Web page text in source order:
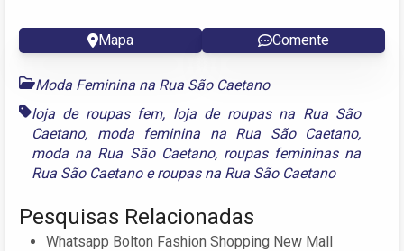
Mapa Comente
Moda Feminina na Rua São Caetano
loja de roupas fem, loja de roupas na Rua São
Caetano, moda feminina na Rua São Caetano,
moda na Rua São Caetano, roupas femininas na
Rua São Caetanoeroupas na Rua São Caetano
Pesquisas Relacionadas
Whatsapp Bolton Fashion Shopping New Mall